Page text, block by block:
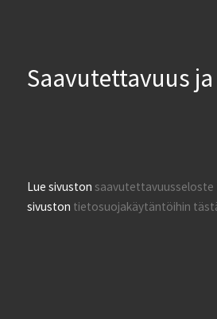
Saavutettavuus
Lue sivustonsaavutettavuusseloste
sivuston tietosuojakäytäntöihin